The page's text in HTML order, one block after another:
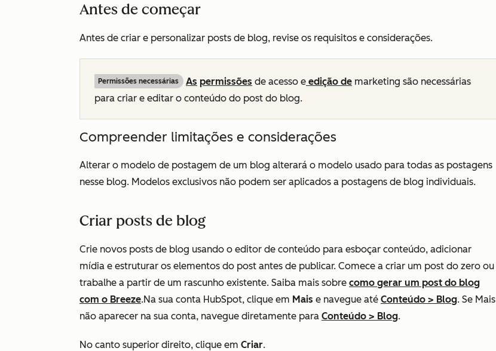
Antes de começar
Antes de criar e personalizar posts de blog, revise os requisitos e considerações.
Permissões necessárias As permissões de acesso e edição de marketing são necessárias
para criar e editar o conteúdo do post do blog.
Compreender limitações e considerações
Alterar o modelo de postagem de um blog alterará o modelo usado para todas as postagens
nesse blog. Modelos exclusivos não podem ser aplicados a postagens de blog individuais.
Criar posts de blog
Crie novos posts de blog usando o editor de conteúdo para esboçar conteúdo, adicionar
mídia e estruturar os elementos do post antes de publicar. Comece a criar um post do zero ou
trabalhe a partir de um rascunho existente. Saiba mais sobre como gerar um post do blog
com o Breeze.Na sua conta HubSpot, clique em Mais e navegue até Conteúdo > Blog. Se Mais
não aparecer na sua conta, navegue diretamente para Conteúdo > Blog.
No canto superior direito, clique em Criar.